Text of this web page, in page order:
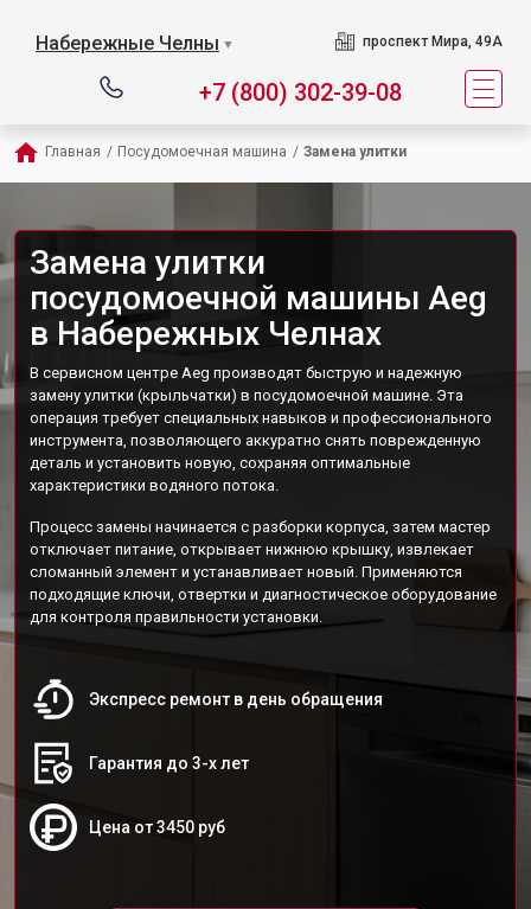
Набережные Челны ▼ проспект Мира, 49А
+7 (800) 302-39-08
Главная / Посудомоечная машина / Замена улитки
Замена улитки
посудомоечной машины Aeg
в Набережных Челнах
В сервисном центре Aeg производят быструю и надежную
замену улитки (крыльчатки) в посудомоечной машине. Эта
операция требует специальных навыков и профессионального
инструмента, позволяющего аккуратно снять поврежденную
деталь и установить новую, сохраняя оптимальные
характеристики водяного потока.
Процесс замены начинается с разборки корпуса, затем мастер
отключает питание, открывает нижнюю крышку, извлекает
сломанный элемент и устанавливает новый. Применяются
подходящие ключи, отвертки и диагностическое оборудование
для контроля правильности установки.
Экспресс ремонт в день обращения
Гарантия до 3-х лет
Цена от 3450 руб